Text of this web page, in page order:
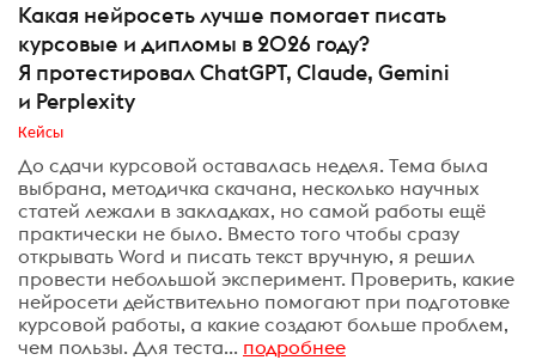
Какая нейросеть лучше помогает писать
курсовые и дипломы в 2026 году?
Я протестировал ChatGPT, Claude, Gemini
и Perplexity
Кейсы
До сдачи курсовой оставалась неделя. Тема была
выбрана, методичка скачана, несколько научных
статей лежали в закладках, но самой работы ещё
практически не было. Вместо того чтобы сразу
открывать Word и писать текст вручную, я решил
провести небольшой эксперимент. Проверить, какие
нейросети действительно помогают при подготовке
курсовой работы, а какие создают больше проблем,
чем пользы. Для теста... подробнее